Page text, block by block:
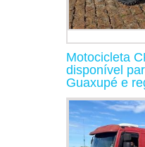
Motocicleta
disponível
Guaxupé e